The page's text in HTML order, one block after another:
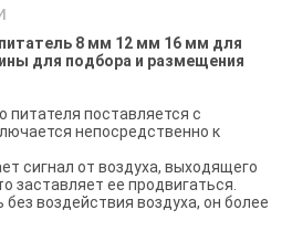
8 мм 12 мм 16 мм для
для подбора и размещения
питателя поставляется с
непосредственно к
сигнал от воздуха, выходящего
заставляет ее продвигаться.
воздействия воздуха, он более